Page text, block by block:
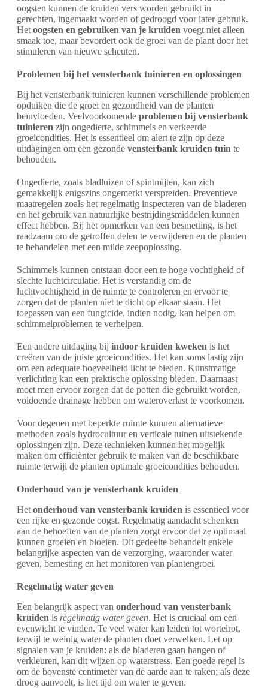
oogsten kunnen de kruiden vers worden gebruikt in
gerechten, ingemaakt worden of gedroogd voor later gebruik.
Het oogsten en gebruiken van je kruiden voegt niet alleen
smaak toe, maar bevordert ook de groei van de plant door het
stimuleren van nieuwe scheuten.
Problemen bij het vensterbank tuinieren en oplossingen
Bij het vensterbank tuinieren kunnen verschillende problemen
opduiken die de groei en gezondheid van de planten
beïnvloeden. Veelvoorkomende problemen bij vensterbank
tuinieren zijn ongedierte, schimmels en verkeerde
groeicondities. Het is essentieel om alert te zijn op deze
uitdagingen om een gezonde vensterbank kruiden tuin te
behouden.
Ongedierte, zoals bladluizen of spintmijten, kan zich
gemakkelijk enigszins ongemerkt verspreiden. Preventieve
maatregelen zoals het regelmatig inspecteren van de bladeren
en het gebruik van natuurlijke bestrijdingsmiddelen kunnen
effect hebben. Bij het opmerken van een besmetting, is het
raadzaam om de getroffen delen te verwijderen en de planten
te behandelen met een milde zeepoplossing.
Schimmels kunnen ontstaan door een te hoge vochtigheid of
slechte luchtcirculatie. Het is verstandig om de
luchtvochtigheid in de ruimte te controleren en ervoor te
zorgen dat de planten niet te dicht op elkaar staan. Het
toepassen van een fungicide, indien nodig, kan helpen om
schimmelproblemen te verhelpen.
Een andere uitdaging bij indoor kruiden kweken is het
creëren van de juiste groeicondities. Het kan soms lastig zijn
om een adequate hoeveelheid licht te bieden. Kunstmatige
verlichting kan een praktische oplossing bieden. Daarnaast
moet men ervoor zorgen dat de potten die gebruikt worden,
voldoende drainage hebben om wateroverlast te voorkomen.
Voor degenen met beperkte ruimte kunnen alternatieve
methoden zoals hydrocultuur en verticale tuinen uitstekende
oplossingen zijn. Deze technieken kunnen het mogelijk
maken om efficiënter gebruik te maken van de beschikbare
ruimte terwijl de planten optimale groeicondities behouden.
Onderhoud van je vensterbank kruiden
Het onderhoud van vensterbank kruiden is essentieel voor
een rijke en gezonde oogst. Regelmatig aandacht schenken
aan de behoeften van de planten zorgt ervoor dat ze optimaal
kunnen groeien en bloeien. Dit gedeelte behandelt enkele
belangrijke aspecten van de verzorging, waaronder water
geven, bemesting en het monitoren van plantengroei.
Regelmatig water geven
Een belangrijk aspect van onderhoud van vensterbank
kruiden is regelmatig water geven. Het is cruciaal om een
evenwicht te vinden. Te veel water kan leiden tot wortelrot,
terwijl te weinig water de planten doet verwelken. Let op
signalen van je kruiden: als de bladeren gaan hangen of
verkleuren, kan dit wijzen op waterstress. Een goede regel is
om de bovenste centimeter van de aarde aan te raken; als deze
droog aanvoelt, is het tijd om water te geven.